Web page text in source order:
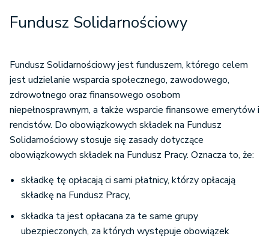
Fundusz Solidarnościowy
Fundusz Solidarnościowy jest funduszem, którego celem
jest udzielanie wsparcia społecznego, zawodowego,
zdrowotnego oraz finansowego osobom
niepełnosprawnym, a także wsparcie finansowe emerytów i
rencistów. Do obowiązkowych składek na Fundusz
Solidarnościowy stosuje się zasady dotyczące
obowiązkowych składek na Fundusz Pracy. Oznacza to, że:
składkę tę opłacają ci sami płatnicy, którzy opłacają
składkę na Fundusz Pracy,
składka ta jest opłacana za te same grupy
ubezpieczonych, za których występuje obowiązek